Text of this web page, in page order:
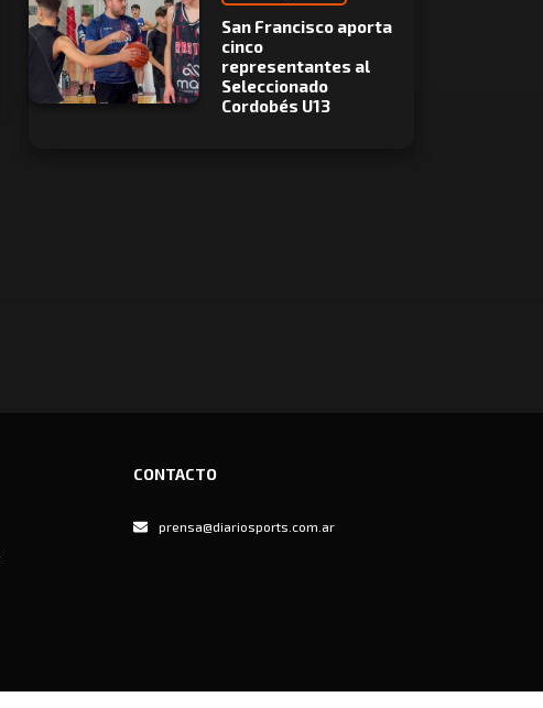
San Francisco aporta
cinco
representantes al
Seleccionado
Cordobés U13
CONTACTO
prensa@diariosports.com.ar